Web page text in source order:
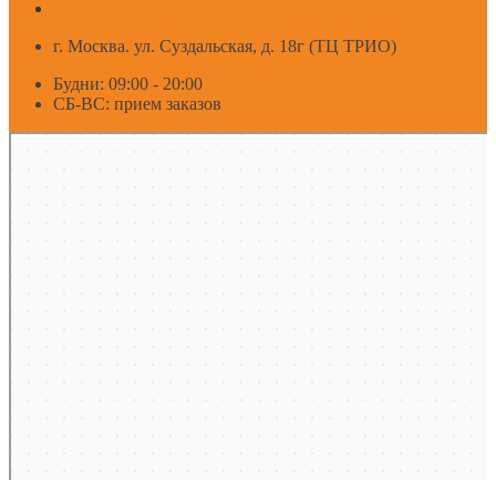
г. Москва. ул. Суздальская, д. 18г (ТЦ ТРИО)
Будни: 09:00 - 20:00
СБ-ВС: прием заказов